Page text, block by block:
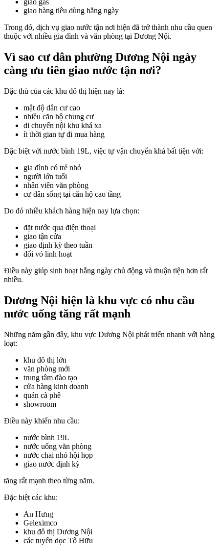
giao gas
giao hàng tiêu dùng hằng ngày
Trong đó, dịch vụ giao nước tận nơi hiện đã trở thành nhu cầu quen
thuộc với nhiều gia đình và văn phòng tại Dương Nội.
Vì sao cư dân phường Dương Nội ngày
càng ưu tiên giao nước tận nơi?
Đặc thù của các khu đô thị hiện nay là:
mật độ dân cư cao
nhiều căn hộ chung cư
di chuyển nội khu khá xa
ít thời gian tự đi mua hàng
Đặc biệt với nước bình 19L, việc tự vận chuyển khá bất tiện với:
gia đình có trẻ nhỏ
người lớn tuổi
nhân viên văn phòng
cư dân sống tại căn hộ cao tầng
Do đó nhiều khách hàng hiện nay lựa chọn:
đặt nước qua điện thoại
giao tận cửa
giao định kỳ theo tuần
đổi vỏ linh hoạt
Điều này giúp sinh hoạt hằng ngày chủ động và thuận tiện hơn rất
nhiều.
Dương Nội hiện là khu vực có nhu cầu
nước uống tăng rất mạnh
Những năm gần đây, khu vực Dương Nội phát triển nhanh với hàng
loạt:
khu đô thị lớn
văn phòng mới
trung tâm đào tạo
cửa hàng kinh doanh
quán cà phê
showroom
Điều này khiến nhu cầu:
nước bình 19L
nước uống văn phòng
nước chai nhỏ hội họp
giao nước định kỳ
tăng rất mạnh theo từng năm.
Đặc biệt các khu:
An Hưng
Geleximco
khu đô thị Dương Nội
các tuyến dọc Tố Hữu